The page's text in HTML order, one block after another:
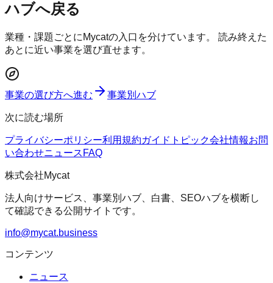
ハブへ戻る
業種・課題ごとにMycatの入口を分けています。 読み終えた
あとに近い事業を選び直せます。
事業の選び方へ進む 事業別ハブ
次に読む場所
プライバシーポリシー利用規約ガイド トピック会社情報お問
い合わせニュース FAQ
株式会社Mycat
法人向けサービス、事業別ハブ、白書、SEOハブを横断し
て確認できる公開サイトです。
info@mycat.business
コンテンツ
ニュース